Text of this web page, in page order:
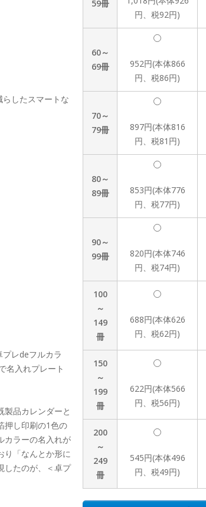
59冊
円、税92円)
60～
69冊
952円(本体866
円、税86円)
70～
79冊
897円(本体816
円、税81円)
80～
89冊
853円(本体776
円、税77円)
90～
99冊
820円(本体746
円、税74円)
100
～
149
冊
688円(本体626
円、税62円)
150
～
199
冊
622円(本体566
円、税56円)
200
～
249
冊
545円(本体496
円、税49円)
したスマートな
レdeフルカラ
名入れプレート
製品カレンダーと
押し印刷の1色の
カラーの名入れが
り「なんとか形に
したのが、＜卓プ